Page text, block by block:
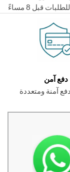
8 مساءً
ومتعددة